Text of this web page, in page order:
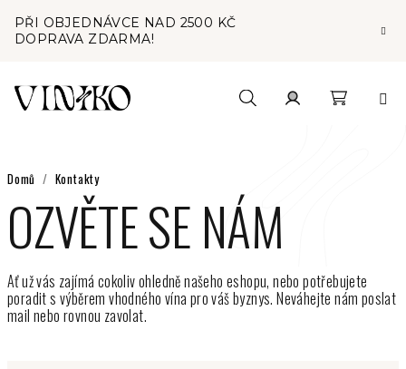
obsah
PŘI OBJEDNÁVCE NAD 2500 KČ
DOPRAVA ZDARMA!
Domů / Kontakty
OZVĚTE SE NÁM
Ať už vás zajímá cokoliv ohledně našeho eshopu, nebo potřebujete
poradit s výběrem vhodného vína pro váš byznys. Neváhejte nám poslat
mail nebo rovnou zavolat.